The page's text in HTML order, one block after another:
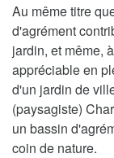
Au même titre
d'agrément
jardin, et même,
appréciable en
d'un jardin de
(paysagiste)
un bassin
coin de nature.